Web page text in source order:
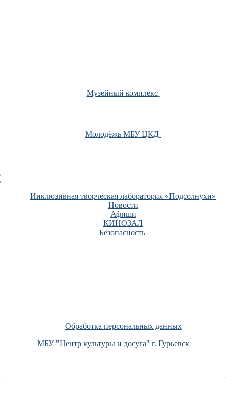
Музейный комплекс
Молодёжь МБУ ЦКД
Инклюзивная творческая лаборатория «Подсолнухи»
Новости
Афиши
КИНОЗАЛ
Безопасность
Обработка персональных данных
МБУ "Центр культуры и досуга" г. Гурьевск